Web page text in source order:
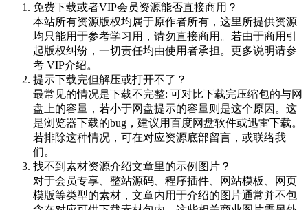
免费下载或者VIP会员资源能否直接商用？
本站所有资源版权均属于原作者所有，这里所提供资源
均只能用于参考学习用，请勿直接商用。若由于商用引
起版权纠纷，一切责任均由使用者承担。更多说明请参
考 VIP介绍。
提示下载完但解压或打开不了？
最常见的情况是下载不完整: 可对比下载完压缩包的与网
盘上的容量，若小于网盘提示的容量则是这个原因。这
是浏览器下载的bug，建议用百度网盘软件或迅雷下载。
若排除这种情况，可在对应资源底部留言，或联络我
们。
找不到素材资源介绍文章里的示例图片？
对于会员专享、整站源码、程序插件、网站模板、网页
模版等类型的素材，文章内用于介绍的图片通常并不包